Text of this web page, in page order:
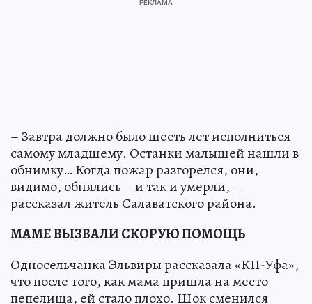
– Завтра должно было шесть лет исполниться
самому младшему. Останки малышей нашли в
обнимку… Когда пожар разгорелся, они,
видимо, обнялись – и так и умерли, –
рассказал житель Салаватского района.
МАМЕ ВЫЗВАЛИ СКОРУЮ ПОМОЩЬ
Односельчанка Эльвиры рассказала «КП-Уфа»,
что после того, как мама пришла на место
пепелища, ей стало плохо. Шок сменился